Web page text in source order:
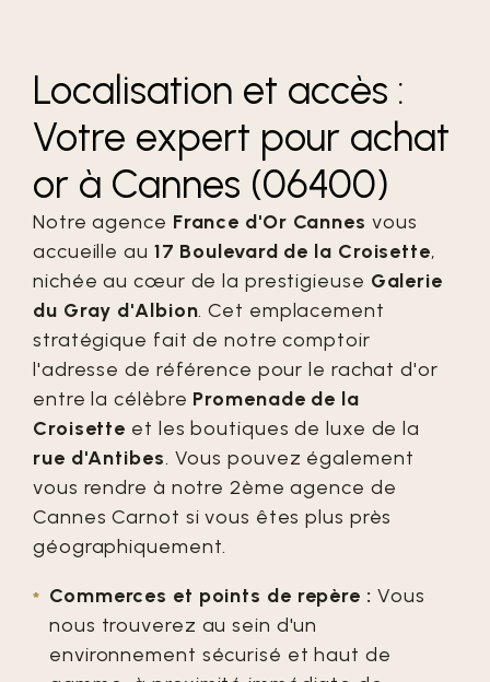
Localisation et accès :
Votre expert pour achat
or à Cannes (06400)
Notre agence France d'Or Cannes vous
accueille au 17 Boulevard de la Croisette,
nichée au cœur de la prestigieuse Galerie
du Gray d'Albion. Cet emplacement
stratégique fait de notre comptoir
l'adresse de référence pour le rachat d'or
entre la célèbre Promenade de la
Croisette et les boutiques de luxe de la
rue d'Antibes. Vous pouvez également
vous rendre à notre 2ème agence de
Cannes Carnot si vous êtes plus près
géographiquement.
Commerces et points de repère : Vous
nous trouverez au sein d'un
environnement sécurisé et haut de